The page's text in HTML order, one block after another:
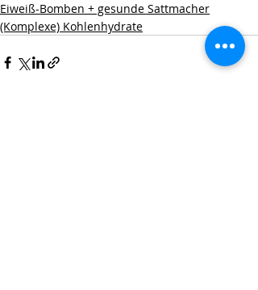
Eiweiß-Bomben + gesunde Sattmacher
(Komplexe) Kohlenhydrate